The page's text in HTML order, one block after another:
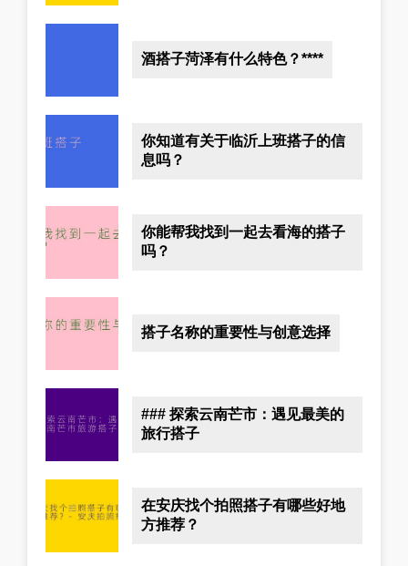
酒搭子菏泽有什么特色？****
你知道有关于临沂上班搭子的信
息吗？
你能帮我找到一起去看海的搭子
吗？
搭子名称的重要性与创意选择
### 探索云南芒市：遇见最美的
旅行搭子
在安庆找个拍照搭子有哪些好地
方推荐？